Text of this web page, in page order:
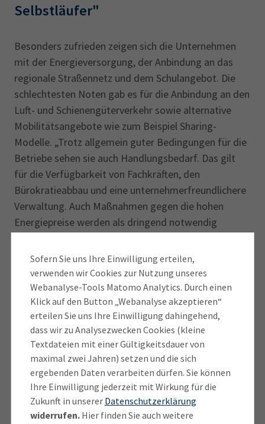
Sofern Sie uns Ihre Einwilligung erteilen,
verwenden wir Cookies zur Nutzung unseres
Webanalyse-Tools Matomo Analytics. Durch einen
Klick auf den Button „Webanalyse akzeptieren“
erteilen Sie uns Ihre Einwilligung dahingehend,
dass wir zu Analysezwecken Cookies (kleine
Textdateien mit einer Gültigkeitsdauer von
maximal zwei Jahren) setzen und die sich
ergebenden Daten verarbeiten dürfen. Sie können
Ihre Einwilligung jederzeit mit Wirkung für die
Zukunft in unserer Datenschutzerklärung
widerrufen.Hier finden Sie auch weitere
Selbstläufer"
Besonders zufrieden zeigen sich die Unternehmen
mit der Energieversorgung, der Anbindung an das
regionale Straßennetz und dem Schulangebot. Die
schlechtesten Noten gab es für die Anbindung an den
Luft- und Schienengüterverkehr sowie alternative
Mobilitätsangebote wie zum Beispiel Sharing-
Modelle. „Trotz allgemein guter Bedingungen für die
Betriebe sehen sie auch Handlungsbedarf. Das gilt
für die Verfügbarkeit von Fachkräften, den
Bürokratieabbau und eine unternehmerfreundlichere
Verwaltung. Auch Maßnahmen gegen die hohen
Energiepreise werden als dringend notwendig
des IHK-Regionalausschus­ses Weilheim-Schongau.
„Der Landkreis bleibt im Mix aller Faktoren dennoch
attraktiv für die Wirtschaft“, erklärt er weiter.
„Nachdenklich muss uns allerdings stimmen, dass
sich die Anzahl an Standortverkleine­rungen
gegenüber 2019 auf mehr als 11 Prozent verdoppelt
hat. Mit Blick auf die kommenden drei Jahre ist
außerdem die Erweiterungs- und Investitions­
bereitschaft bei den Unternehmen um die Hälfte auf
reichlich 13 Prozent gesunken. Hinzu kommt, dass